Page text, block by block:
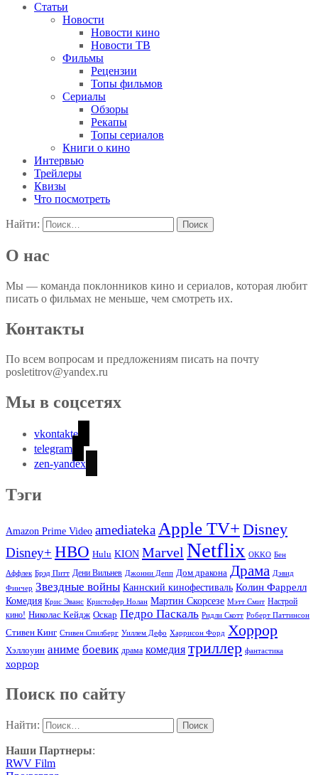
Статьи
Новости
Новости кино
Новости ТВ
Фильмы
Рецензии
Топы фильмов
Сериалы
Обзоры
Рекапы
Топы сериалов
Книги о кино
Интервью
Трейлеры
Квизы
Что посмотреть
Найти:
О нас
Мы — команда поклонников кино и сериалов, которая любит
писать о фильмах не меньше, чем смотреть их.
Контакты
По всем вопросам и предложениям писать на почту
posletitrov@yandex.ru
Мы в соцсетях
vkontakte
telegram
zen-yandex
Тэги
Amazon Prime Video amediateka Apple TV+ Disney
Disney+ HBO Hulu KION Marvel Netflix OKKO Бен
Аффлек Брэд Питт Дени Вильнев Джонни Депп Дом дракона Драма Дэвид
Финчер Звездные войны Каннский кинофестиваль Колин Фаррелл
Комедия Крис Эванс Кристофер Нолан Мартин Скорсезе Мэтт Смит Настрой
кино! Николас Кейдж Оскар Педро Паскаль Ридли Скотт Роберт Паттинсон
Стивен Кинг Стивен Спилберг Уиллем Дефо Харрисон Форд Хоррор
Хэллоуин аниме боевик драма комедия триллер фантастика
хоррор
Поиск по сайту
Найти:
Наши Партнеры:
RWV Film